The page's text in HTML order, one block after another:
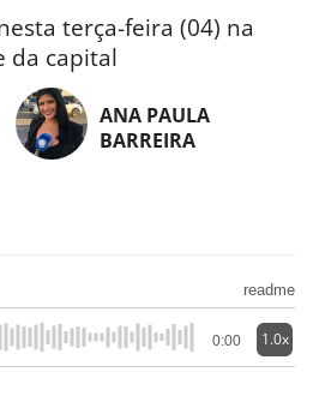
terça-feira (04) na
da capital
ANA PAULA
BARREIRA
readme
0:00 1.0x